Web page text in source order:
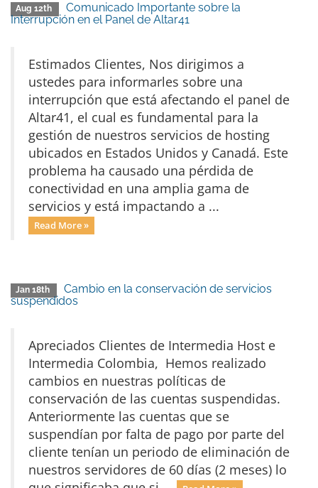
Aug 12th
Comunicado Importante sobre la
Interrupción en el Panel de Altar41
Estimados Clientes, Nos dirigimos a
ustedes para informarles sobre una
interrupción que está afectando el panel de
Altar41, el cual es fundamental para la
gestión de nuestros servicios de hosting
ubicados en Estados Unidos y Canadá. Este
problema ha causado una pérdida de
conectividad en una amplia gama de
servicios y está impactando a ...
Read More »
Jan 18th
Cambio en la conservación de servicios
suspendidos
Apreciados Clientes de Intermedia Host e
Intermedia Colombia, Hemos realizado
cambios en nuestras políticas de
conservación de las cuentas suspendidas.
Anteriormente las cuentas que se
suspendían por falta de pago por parte del
cliente tenían un periodo de eliminación de
nuestros servidores de 60 días (2 meses) lo